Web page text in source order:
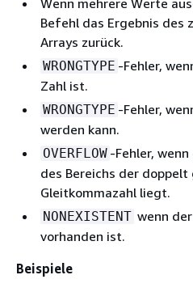
Wenn mehrere Werte
Befehl das Ergebnis
Arrays zurück.
WRONGTYPE -Fehler,
Zahl ist.
WRONGTYPE -Fehler,
werden kann.
OVERFLOW -Fehler,
des Bereichs der
Gleitkommazahl liegt.
NONEXISTENT wenn
vorhanden ist.
Beispiele